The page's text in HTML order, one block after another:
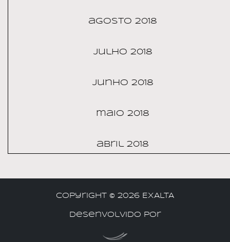
agosto 2018
julho 2018
junho 2018
maio 2018
abril 2018
Copyright © 2026 EXALTA
Desenvolvido por